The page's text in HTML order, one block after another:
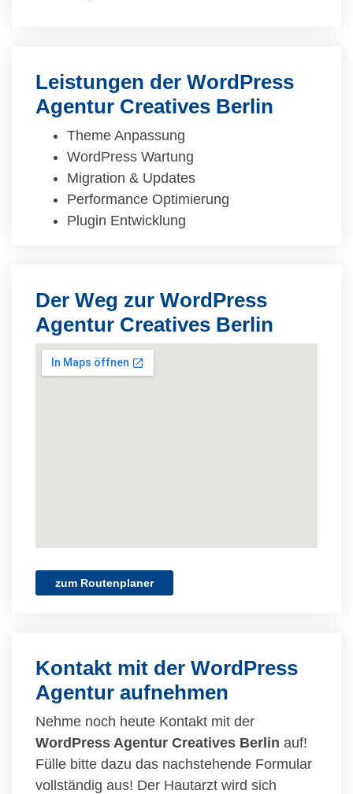
Leistungen der WordPress
Agentur Creatives Berlin
Theme Anpassung
WordPress Wartung
Migration & Updates
Performance Optimierung
Plugin Entwicklung
Der Weg zur WordPress
Agentur Creatives Berlin
zum Routenplaner
Kontakt mit der WordPress
Agentur aufnehmen
Nehme noch heute Kontakt mit der
WordPress Agentur Creatives Berlin auf!
Fülle bitte dazu das nachstehende Formular
vollständig aus! Der Hautarzt wird sich